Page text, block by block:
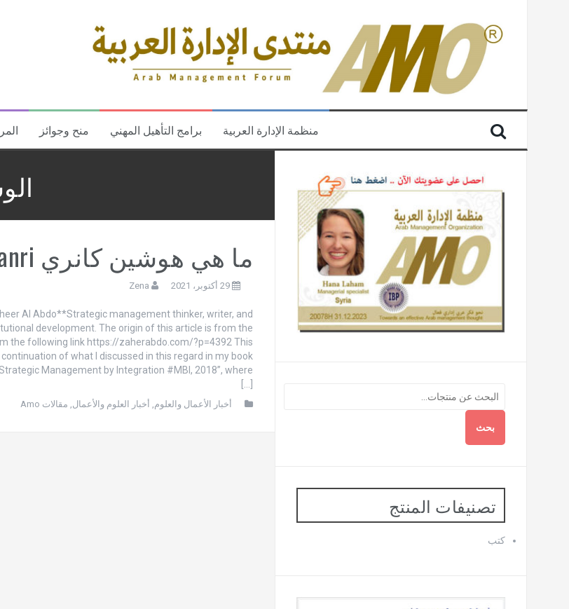
منح وجوائز برامج التأهيل المهني منظمة الإدارة العربية
ما هي هوشين كانري Hoshin Kanri؟
29 أكتوبر، 2021 Zena
Al Abdo**Strategic management thinker, writer, and
development. The origin of this article is from the
the following link https://zaherabdo.com/?p=4392 This
of what I discussed in this regard in my book
Management by Integration #MBI, 2018”, where
أخبار الأعمال والعلوم أخبار العلوم والأعمال مقالات Amo
بحث
تصنيفات المنتج
كتب